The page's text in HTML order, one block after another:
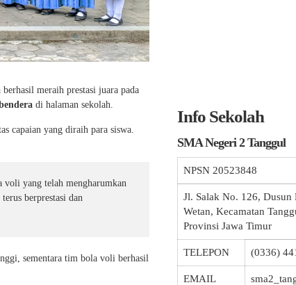
berhasil meraih prestasi juara pada
di halaman sekolah.
capaian yang diraih para siswa.
voli yang telah mengharumkan
berprestasi dan
sementara tim bola voli berhasil
Info Sekolah
SMA Negeri 2 Tanggul
NPSN 20523848
Jl. Salak No. 126, Dusun
Wetan, Kecamatan
Provinsi Jawa Timur
TELEPON (0336)
EMAIL